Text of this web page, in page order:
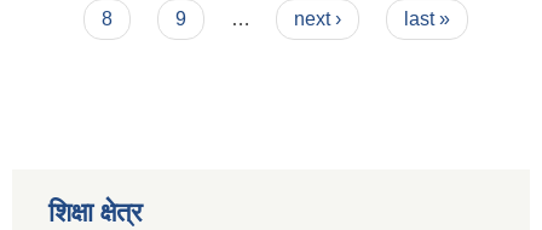
8
9 … next › last »
शिक्षा क्षेत्र